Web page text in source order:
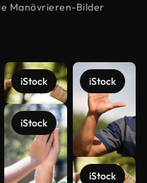
Manövrieren-Bilder
iStock
iStock
iStock
iStock